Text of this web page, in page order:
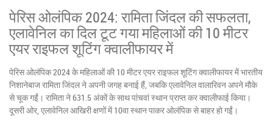
पेरिस ओलंपिक 2024: रामिता जिंदल की सफलता,
एलावेनिल का दिल टूट गया महिलाओं की 10 मीटर
एयर राइफल शूटिंग क्वालीफायर में
पेरिस ओलंपिक 2024 के महिलाओं की 10 मीटर एयर राइफल शूटिंग क्वालीफायर में भारतीय
निशानेबाज रामिता जिंदल ने अपनी जगह बनाई हैं, जबकि एलावेनिल वालारिवन अपने मौके
से चूक गईं। रामिता ने 631.5 अंकों के साथ पांचवां स्थान प्राप्त कर क्वालीफाई किया।
दूसरी ओर, एलावेनिल आखिरी क्षणों में 10वा स्थान पाकर ओलंपिक से बाहर हो गईं।